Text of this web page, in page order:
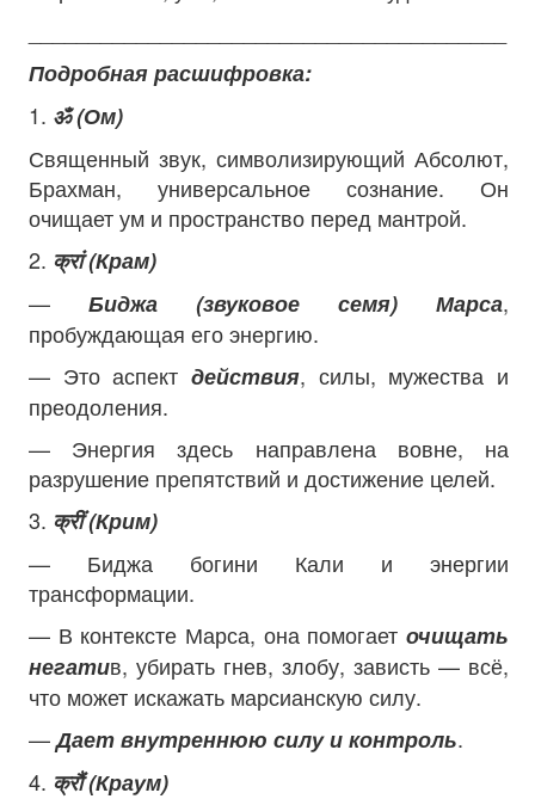
Подробная расшифровка:
1. ॐ (Ом)
Священный звук, символизирующий Абсолют,
Брахман, универсальное сознание. Он
очищает ум и пространство перед мантрой.
2. क्रां (Крам)
—Биджа (звуковое семя) Марса,
пробуждающая его энергию.
— Это аспект действия, силы, мужества и
преодоления.
— Энергия здесь направлена вовне, на
разрушение препятствий и достижение целей.
3. क्रीं (Крим)
— Биджа богини Кали и энергии
трансформации.
— В контексте Марса, она помогает очищать
негатив, убирать гнев, злобу, зависть — всё,
что может искажать марсианскую силу.
—Дает внутреннюю силу и контроль.
4. क्रौं (Краум)